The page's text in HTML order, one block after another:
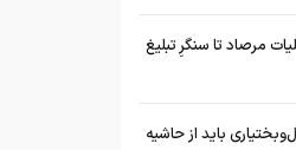
مرصاد تا سنگرِ تبلیغ
باید از حاشیه